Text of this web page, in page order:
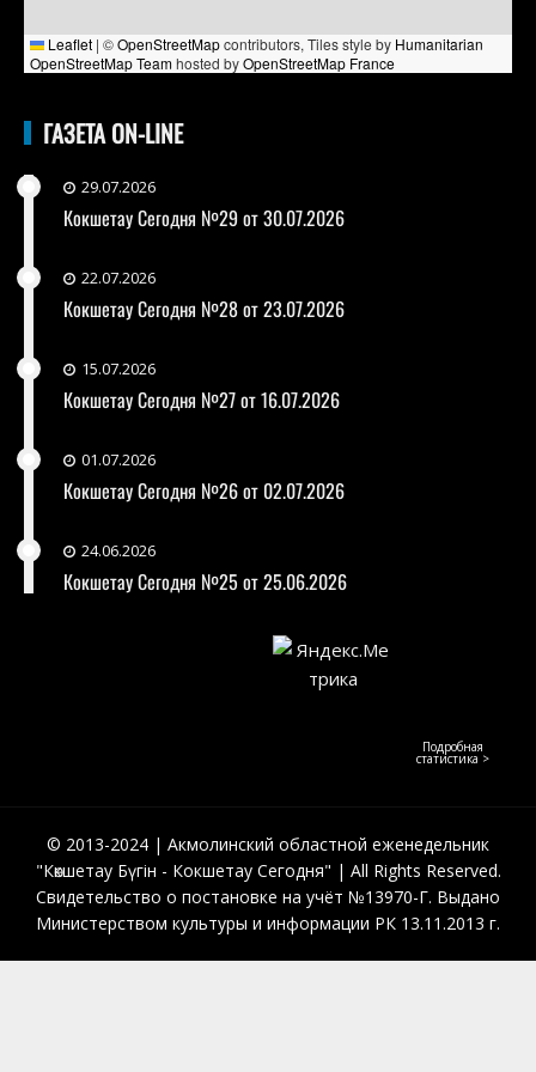
Leaflet | ©OpenStreetMapcontributors, Tiles style by Humanitarian
OpenStreetMap Teamhosted byOpenStreetMap France
ГАЗЕТА ON-LINE
29.07.2026
Кокшетау Сегодня №29 от 30.07.2026
22.07.2026
Кокшетау Сегодня №28 от 23.07.2026
15.07.2026
Кокшетау Сегодня №27 от 16.07.2026
01.07.2026
Кокшетау Сегодня №26 от 02.07.2026
24.06.2026
Кокшетау Сегодня №25 от 25.06.2026
Подробная
статистика >
© 2013-2024 | Акмолинский областной еженедельник
"Көкшетау Бүгін - Кокшетау Сегодня" | All Rights Reserved.
Свидетельство о постановке на учёт №13970-Г. Выдано
Министерством культуры и информации РК 13.11.2013 г.